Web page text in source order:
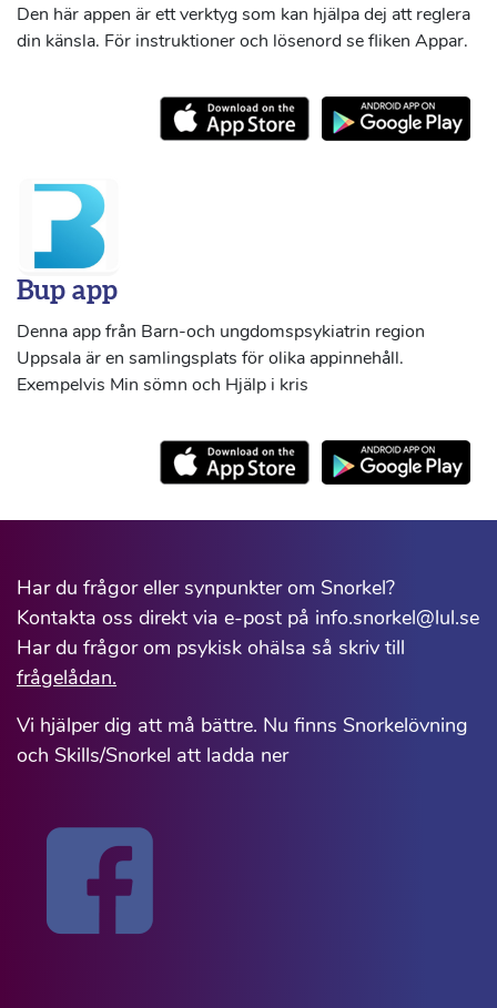
Den här appen är ett verktyg som kan hjälpa dej att reglera
din känsla. För instruktioner och lösenord se fliken Appar.
Bup app
Denna app från Barn-och ungdomspsykiatrin region
Uppsala är en samlingsplats för olika appinnehåll.
Exempelvis Min sömn och Hjälp i kris
Har du frågor eller synpunkter om Snorkel?
Kontakta oss direkt via e-post på info.snorkel@lul.se
Har du frågor om psykisk ohälsa så skriv till
frågelådan.
Vi hjälper dig att må bättre. Nu finns Snorkelövning
och Skills/Snorkel att ladda ner